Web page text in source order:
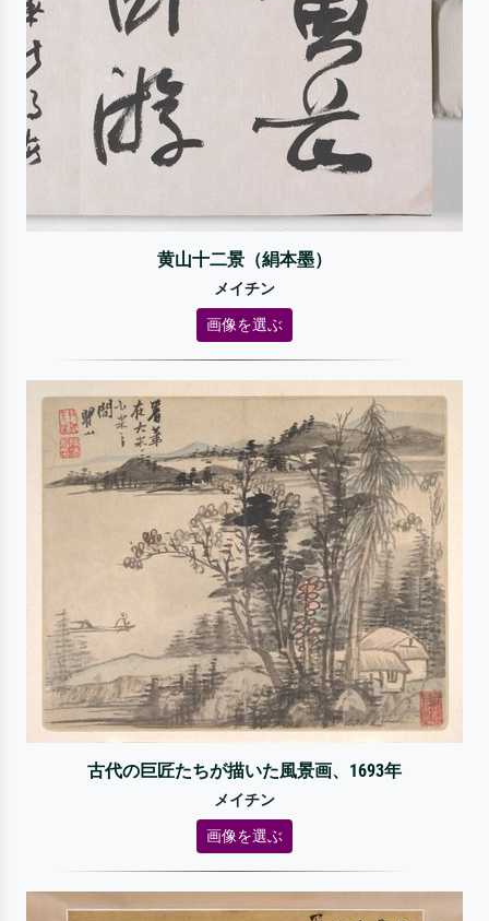
黄山十二景（絹本墨）
メイチン
画像を選ぶ
古代の巨匠たちが描いた風景画、1693年
メイチン
画像を選ぶ